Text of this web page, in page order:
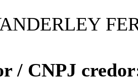
/ CNPJ